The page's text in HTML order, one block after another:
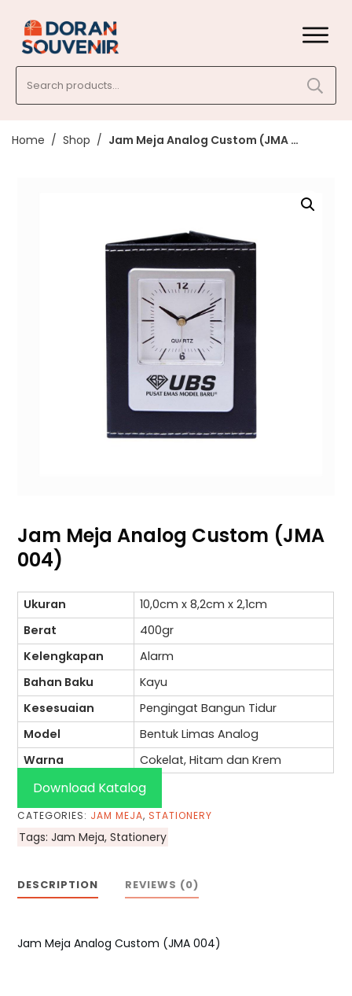
for:
Home / Shop / Jam Meja Analog Custom (JMA 004)
Jam Meja Analog Custom (JMA
004)
Ukuran
10,0cm x 8,2cm x 2,1cm
Berat
400gr
Kelengkapan
Alarm
Bahan Baku
Kayu
Kesesuaian
Pengingat Bangun Tidur
Model
Bentuk Limas Analog
Warna
Cokelat, Hitam dan Krem
Download Katalog
CATEGORIES: JAM MEJA, STATIONERY
Tags: Jam Meja, Stationery
DESCRIPTION REVIEWS (0)
Jam Meja Analog Custom (JMA 004)